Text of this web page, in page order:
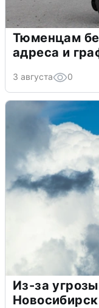
Тюменцам
адреса и
3 августа 0
Из-за
Новосибирск